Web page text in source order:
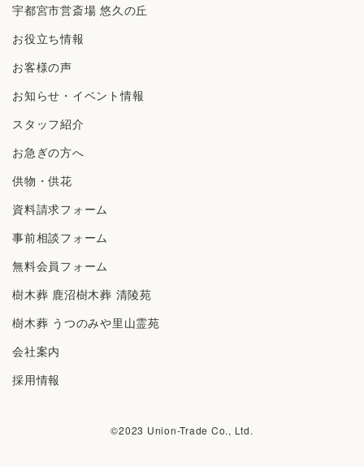
宇都宮市営斎場 悠久の丘
お役立ち情報
お客様の声
お知らせ・イベント情報
スタッフ紹介
お急ぎの方へ
供物・供花
資料請求フォーム
事前相談フォーム
無料会員フォーム
樹⽊葬 ⿅沼樹⽊葬 清陵苑
樹⽊葬 うつのみや⾥⼭霊苑
会社案内
採⽤情報
©︎2023 Union-Trade Co., Ltd.